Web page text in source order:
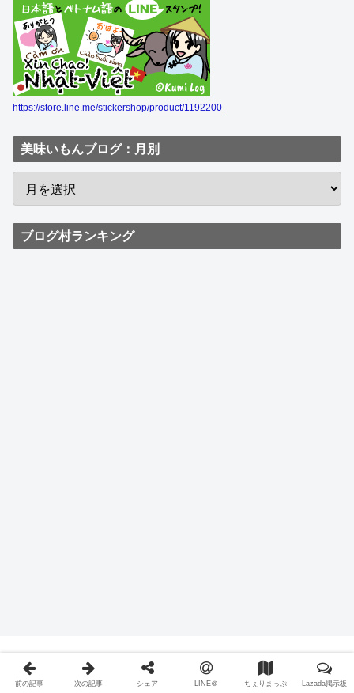
https://store.line.me/stickershop/product/1192200
美味いもんブログ：月別
ブログ村ランキング
CÔNG TY CÔNG TY TNHH CHERI THE GLUTTON
Địa chỉ đăng ký kinh doanh:
前の記事 次の記事 シェア LINE＠ ちぇりまっぷ Lazada掲示板